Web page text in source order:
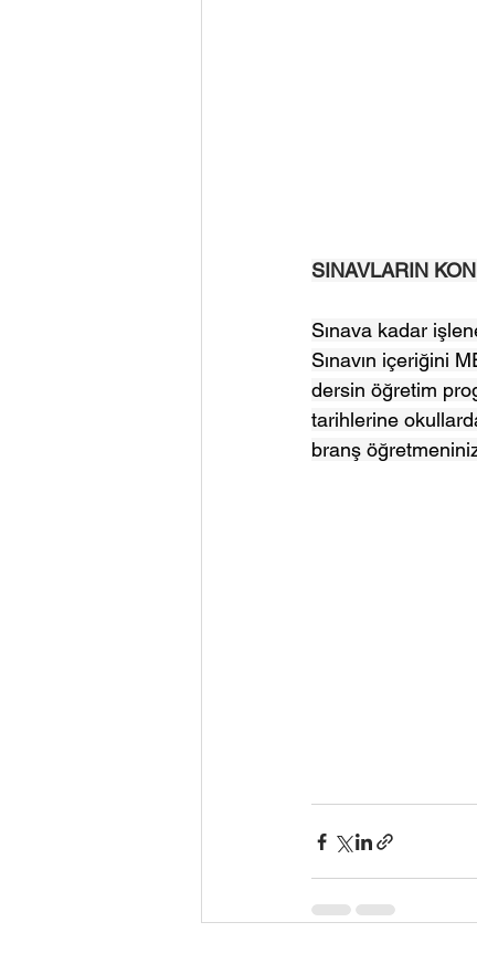
SINAVLARIN
Sınava kadar
Sınavın içeriğini
dersin öğretim
tarihlerine
branş